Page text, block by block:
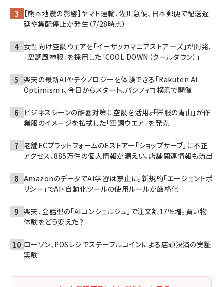
【熊本地震の影響】ヤマト運輸、佐川急便、日本郵便で配送遅
延や集配停止が発生（7/28時点）
女性向け空調ウェアを「イーザッカマニアストア―ズ」が開発、
「空調風神服」を採用した「COOL DOWN（クールダウン）」
楽天の最新AIやテクノロジーを体験できる「Rakuten AI
Optimism」、今日からスタート。パシフィコ横浜で開催
ビジネスシーンの酷暑対策に空調を活用――。「洋服の青山」が作
業服のイメージを払拭した「空調ウエア」を発売
老舗ECプラットフォームのEストアー「ショップサーブ」に不正
アクセス、885万件の個人情報が漏えい。店舗関連情報も流出
AmazonのデータでAI学習は禁止に。新規約「エージェントポ
リシー」でAI・自動化ツールの使用ルールが厳格化
楽天、会話型の「AIコンシェルジュ」で注文額17％増。買い物
体験をどう変えた？
ローソン、POSレジでステーブルコインによる店頭決済の実証
実験